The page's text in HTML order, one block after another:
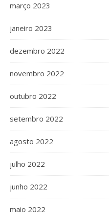
março 2023
janeiro 2023
dezembro 2022
novembro 2022
outubro 2022
setembro 2022
agosto 2022
julho 2022
junho 2022
maio 2022